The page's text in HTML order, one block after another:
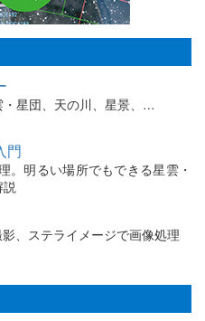
・星団、天の川、星景、…
門
。明るい場所でもできる星雲・
説
、ステライメージで画像処理